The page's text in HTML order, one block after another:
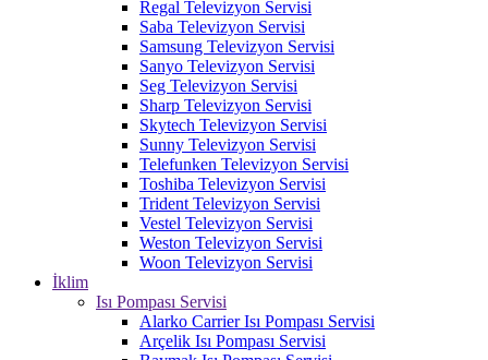
Regal Televizyon Servisi
Saba Televizyon Servisi
Samsung Televizyon Servisi
Sanyo Televizyon Servisi
Seg Televizyon Servisi
Sharp Televizyon Servisi
Skytech Televizyon Servisi
Sunny Televizyon Servisi
Telefunken Televizyon Servisi
Toshiba Televizyon Servisi
Trident Televizyon Servisi
Vestel Televizyon Servisi
Weston Televizyon Servisi
Woon Televizyon Servisi
İklim
Isı Pompası Servisi
Alarko Carrier Isı Pompası Servisi
Arçelik Isı Pompası Servisi